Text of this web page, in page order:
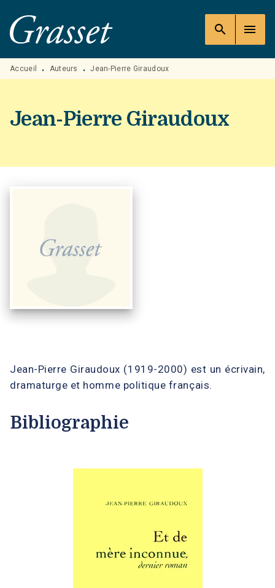
MENU RECHERCHE
PIED DE PAGE
search menu
Accueil • Auteurs • Jean-Pierre Giraudoux
Jean-Pierre Giraudoux
Jean-Pierre Giraudoux (1919-2000) est un écrivain,
dramaturge et homme politique français.
Bibliographie